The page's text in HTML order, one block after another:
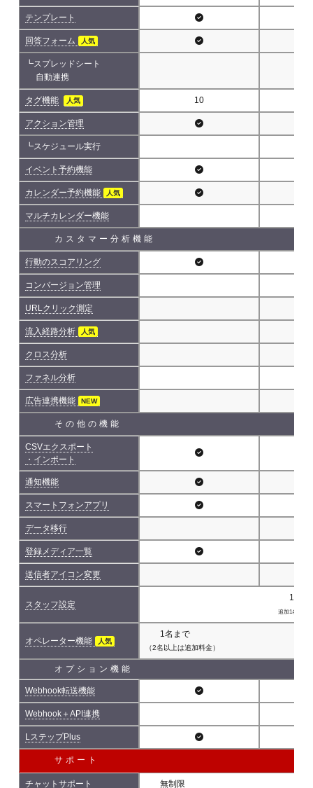
テンプレート
回答フォーム 人気
┗スプレッドシート
自動連携
タグ機能 人気 10
アクション管理
┗スケジュール実行
イベント予約機能
カレンダー予約機能 人気
マルチカレンダー機能
カスタマー分析機能
行動のスコアリング
コンバージョン管理
URLクリック測定
流入経路分析 人気
クロス分析
ファネル分析
広告連携機能 NEW
その他の機能
CSVエクスポート
・インポート
通知機能
スマートフォンアプリ
データ移行
登録メディア一覧
送信者アイコン変更
スタッフ設定
1名(
追加1名につ
オペレーター機能 人気
1名まで
（2名以上は追加料金）
オプション機能
Webhook転送機能
Webhook＋API連携
LステップPlus
サポート
チャットサポート 無制限